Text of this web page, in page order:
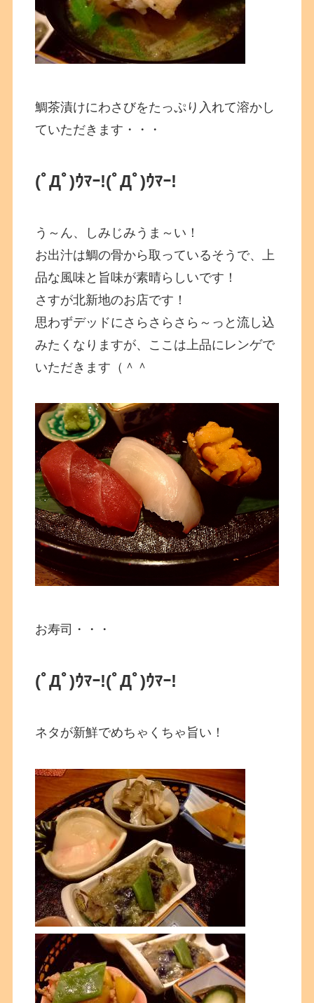
鯛茶漬けにわさびをたっぷり入れて溶かし
ていただきます・・・
(ﾟДﾟ)ｳﾏｰ!(ﾟДﾟ)ｳﾏｰ!
う～ん、しみじみうま～い！
お出汁は鯛の骨から取っているそうで、上
品な風味と旨味が素晴らしいです！
さすが北新地のお店です！
思わずデッドにさらさらさら～っと流し込
みたくなりますが、ここは上品にレンゲで
いただきます（＾＾
お寿司・・・
(ﾟДﾟ)ｳﾏｰ!(ﾟДﾟ)ｳﾏｰ!
ネタが新鮮でめちゃくちゃ旨い！